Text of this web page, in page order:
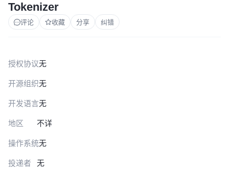
Tokenizer
评论 收藏 分享 纠错
授权协议无
开源组织无
开发语言无
地区 不详
操作系统无
投递者 无